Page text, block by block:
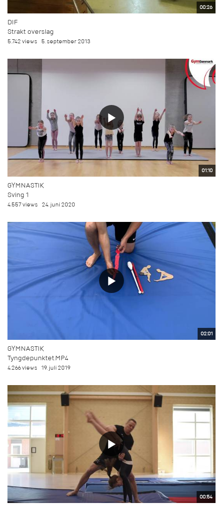
00:26
DIF
Strakt overslag
5.742 views 5. september 2013
01:10
GYMNASTIK
Sving 1
4.557 views 24. juni 2020
02:01
GYMNASTIK
Tyngdepunktet.MP4
4.266 views 19. juli 2019
00:54